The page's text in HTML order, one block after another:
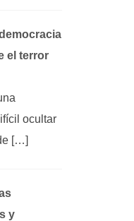
el terror
ocultar
[…]
y